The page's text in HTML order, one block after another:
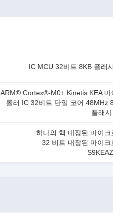
IC MCU 32비트 8KB 플래
ARM® Cortex®-M0+ Kinetis KEA 마
롤러 IC 32비트 단일 코어 48MHz
플래
하나의 핵 내장된 마이크
32 비트 내장된 마이크